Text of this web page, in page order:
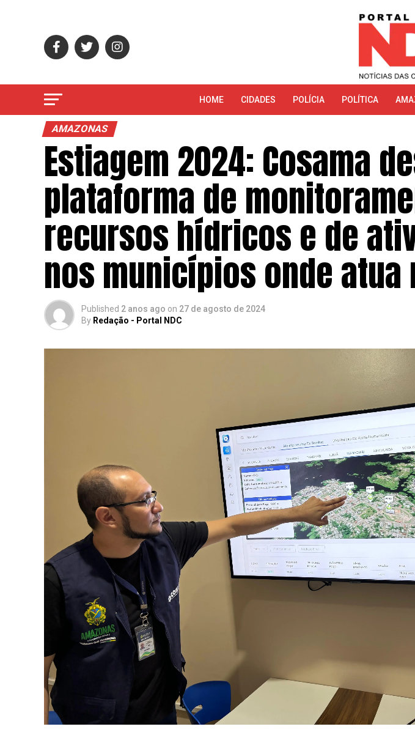
HOME CIDADES POLÍCIA POLÍTICA
AMAZONAS
Estiagem 2024: Cosama
plataforma de
recursos hídricos e de
nos municípios onde atua
Published 2 anos ago on 27 de agosto de 2024
By Redação - Portal NDC